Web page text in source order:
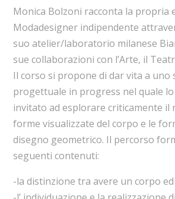
Monica Bolzoni racconta la propria
Modadesigner indipendente
suo atelier/laboratorio milanese
sue collaborazioni con l’Arte, il
Il corso si propone di dar vita a uno
progettuale in progress nel quale
invitato ad esplorare criticamente il
forme visualizzate del corpo e le
disegno geometrico. Il percorso
seguenti contenuti:
-la distinzione tra avere un corpo